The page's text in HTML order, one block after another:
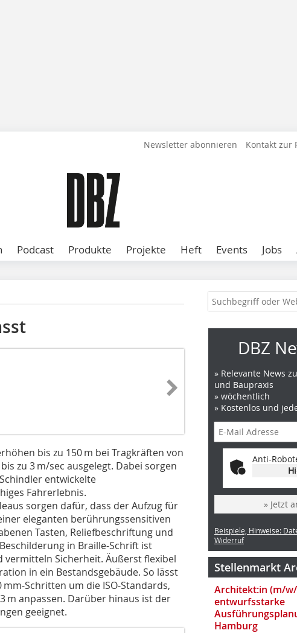
Newsletter abonnieren Kontakt zur
Podcast Produkte Projekte Heft Events Jobs
bis zu 150 m bei Tragkräften von
zu 3 m/sec ausgelegt. Dabei sorgen
entwickelte
Fahrerlebnis.
sorgen dafür, dass der Aufzug für
eleganten berührungssensitiven
Tasten, Reliefbeschriftung und
in Braille-Schrift ist
vermitteln Sicherheit. Äußerst flexibel
in ein Bestandsgebäude. So lässt
Schritten um die ISO-Standards,
m anpassen. Darüber hinaus ist der
geeignet.
DBZ
» Relevante News
und Baupraxis
» wöchentlich
» Kostenlos und
Anti-
» Jetzt
Beispiele, Hinweise:
Widerruf
Stellenmarkt
Architekt:in (m/
entwurfsstarke
Hamburg